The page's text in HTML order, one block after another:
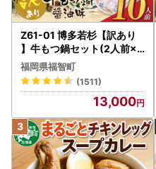
Z61-01 博多若杉【訳あり
】牛もつ鍋セット(2人前×5
) 10人前 もつ鍋
福岡県福智町
(1511)
13,000